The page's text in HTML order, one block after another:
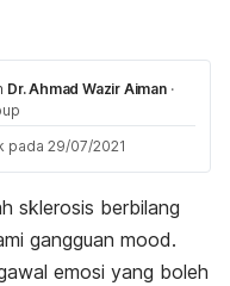
Dr. Ahmad Wazir Aiman ·
pada 29/07/2021
sklerosis berbilang
gangguan mood.
emosi yang boleh